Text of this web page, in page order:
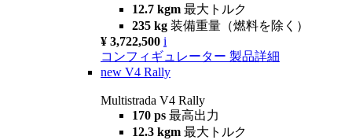
12.7 kgm 最大トルク
235 kg 装備重量（燃料を除く）
¥ 3,722,500 i
コンフィギュレーター 製品詳細
new V4 Rally
Multistrada V4 Rally
170 ps 最高出力
12.3 kgm 最大トルク